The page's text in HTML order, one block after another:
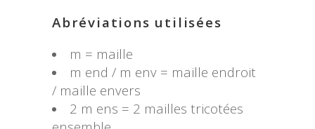
Abréviations utilisées
m = maille
m end / m env = maille endroit
/ maille envers
2 m ens = 2 mailles tricotées